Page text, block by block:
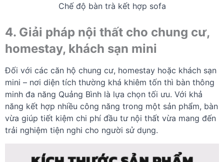
Chế độ bàn trà kết hợp sofa
4. Giải pháp nội thất cho chung cư,
homestay, khách sạn mini
Đối với các căn hộ chung cư, homestay hoặc khách sạn
mini – nơi diện tích thường khá khiêm tốn thì bàn thông
minh đa năng Quảng Bình là lựa chọn tối ưu. Với khả
năng kết hợp nhiều công năng trong một sản phẩm, bàn
vừa giúp tiết kiệm chi phí đầu tư nội thất vừa mang đến
trải nghiệm tiện nghi cho người sử dụng.